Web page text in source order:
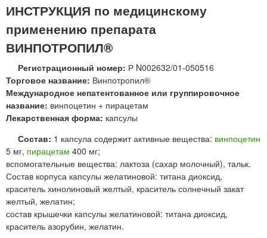
ИНСТРУКЦИЯ по медицинскому
применению препарата
ВИНПОТРОПИЛ®
Регистрационный номер: Р N002632/01-050516
Торговое название: Винпотропил®
Международное непатентованное или группировочное
название: винпоцетин + пирацетам
Лекарственная форма: капсулы
Состав: 1 капсула содержит активные вещества: винпоцетин
5 мг, пирацетам 400 мг;
вспомогательные вещества: лактоза (сахар молочный), тальк.
Состав корпуса капсулы желатиновой: титана диоксид,
краситель хинолиновый желтый, краситель солнечный закат
желтый, желатин;
состав крышечки капсулы желатиновой: титана диоксид,
краситель азорубин, желатин.